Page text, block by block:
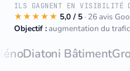
ILS GAGNENT EN VISIBILITÉ
★★★★★ 5,0 / 5 · 26 avis
Objectif :augmentation du
BâtimentGroupe